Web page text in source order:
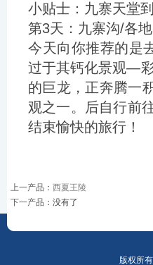
小贴士：九寨天堂
第3天：九寨沟/各地
今天向你推荐的是
过于其钙化景观—
的巨龙，正奔腾一
观之一。后自行前
结束愉快的旅行！
上一产品 ： 西夏王陵
下一产品 ：没有了
版权所